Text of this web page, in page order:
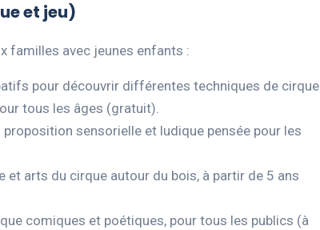
et jeu)
familles avec jeunes enfants :
pour découvrir différentes techniques de cirque
tous les âges (gratuit).
proposition sensorielle et ludique pensée pour les
et arts du cirque autour du bois, à partir de 5 ans
comiques et poétiques, pour tous les publics (à